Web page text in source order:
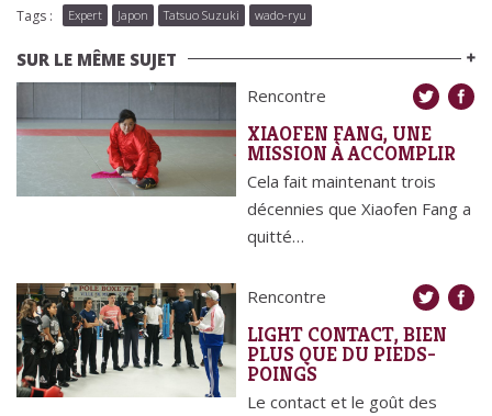
Tags : Expert Japon Tatsuo Suzuki wado-ryu
SUR LE MÊME SUJET
Rencontre
XIAOFEN FANG, UNE
MISSION À ACCOMPLIR
Cela fait maintenant trois
décennies que Xiaofen Fang a
quitté…
Rencontre
LIGHT CONTACT, BIEN
PLUS QUE DU PIEDS-
POINGS
Le contact et le goût des